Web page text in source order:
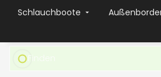
Schlauchboote